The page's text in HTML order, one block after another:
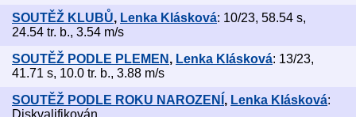
SOUTĚŽ KLUBŮ, Lenka Klásková: 10/23, 58.54 s,
24.54 tr. b., 3.54 m/s
SOUTĚŽ PODLE PLEMEN , Lenka Klásková: 13/23,
41.71 s, 10.0 tr. b., 3.88 m/s
SOUTĚŽ PODLE ROKU NAROZENÍ , Lenka Klásková:
Diskvalifikován